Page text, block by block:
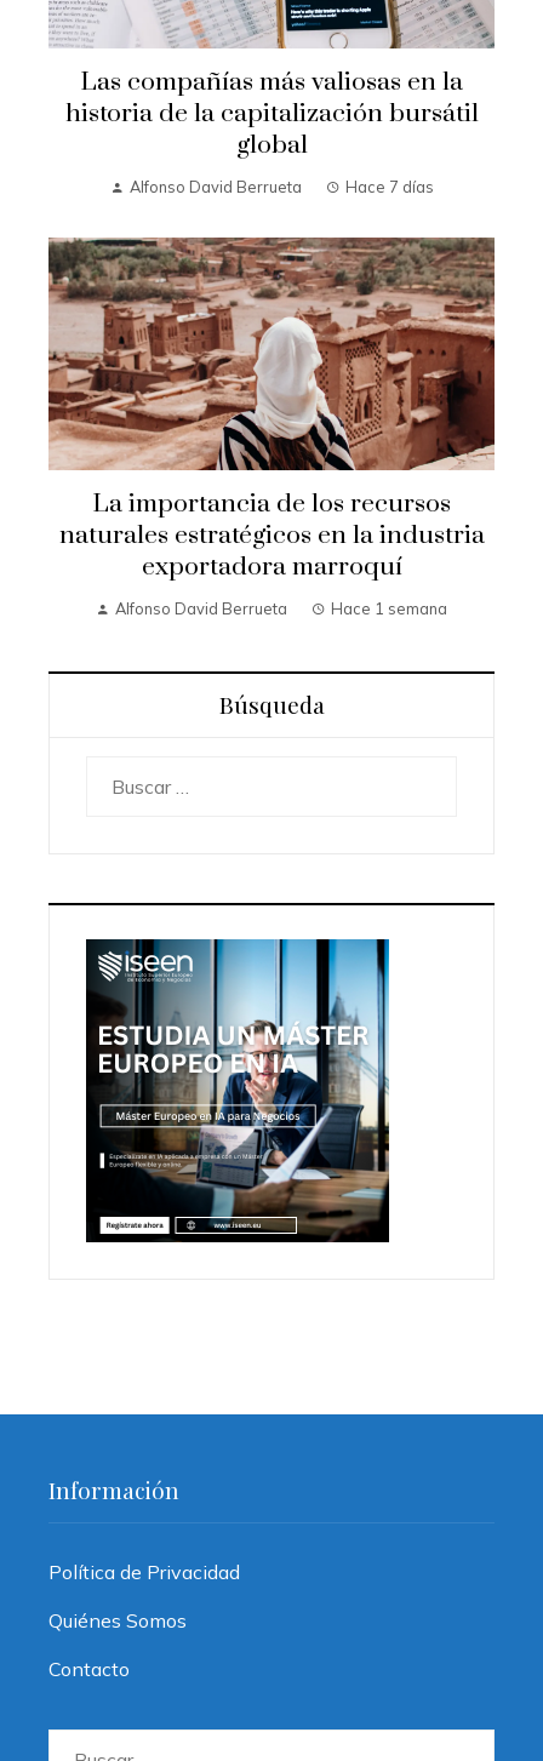
Las compañías más valiosas en la
historia de la capitalización bursátil
global
Alfonso David Berrueta Hace 7 días
La importancia de los recursos
naturales estratégicos en la industria
exportadora marroquí
Alfonso David Berrueta Hace 1 semana
Búsqueda
Información
Política de Privacidad
Quiénes Somos
Contacto